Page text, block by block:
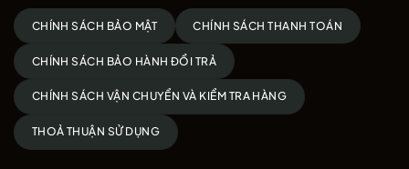
CHÍNH SÁCH BẢO MẬT CHÍNH SÁCH THANH TOÁN
CHÍNH SÁCH BẢO HÀNH ĐỔI TRẢ
CHÍNH SÁCH VẬN CHUYỂN VÀ KIỂM TRA HÀNG
THOẢ THUẬN SỬ DỤNG